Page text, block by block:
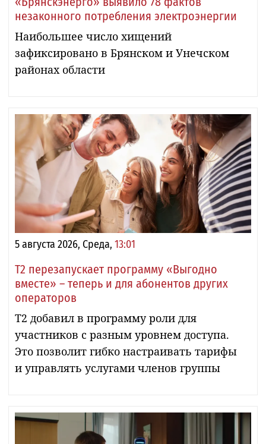
незаконного потребления электроэнергии
Наибольшее число хищений
зафиксировано в Брянском и Унечском
районах области
5 августа 2026, Среда, 13:01
Т2 перезапускает программу «Выгодно
вместе» – теперь и для абонентов других
операторов
Т2 добавил в программу роли для
участников с разным уровнем доступа.
Это позволит гибко настраивать тарифы
и управлять услугами членов группы